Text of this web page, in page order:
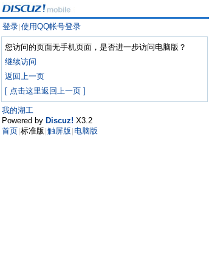
登录 使用QQ帐号登录
您访问的页面无手机页面，是否进一步访问电脑版？
继续访问
返回上一页
[ 点击这里返回上一页 ]
我的湖工
Powered by Discuz! X3.2
首页 标准版 触屏版 电脑版